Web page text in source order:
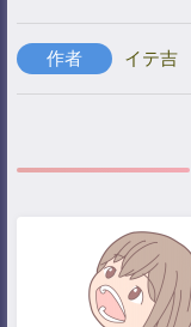
作者 イテ吉